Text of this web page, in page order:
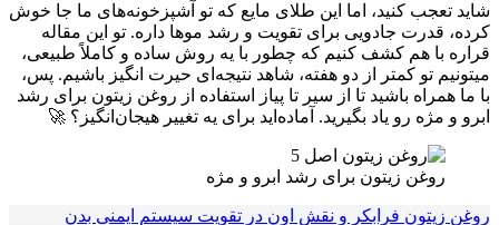
شاید تعجب کنید، اما این طلای مایع که تو آشپزخونه‌های ما جا خوش
کرده، قدرت جادویی برای تقویت و رشد موها داره. تو این مقاله
قراره با هم کشف کنیم که چطور با یه روش ساده و کاملاً طبیعی،
میتونیم تو کمتر از دو هفته، شاهد نتیجه‌ای حیرت انگیز باشیم. پس،
با ما همراه باشید تا از سیر تا پیاز استفاده از روغن زیتون برای رشد
ابرو و مژه رو یاد بگیرید. آماده‌اید برای یه تغییر هیجان‌انگیز؟ 🚀
روغن زیتون برای رشد ابرو و مژه
روغن زیتون فرابکر و نقش اون در تقویت سیستم ایمنی بدن